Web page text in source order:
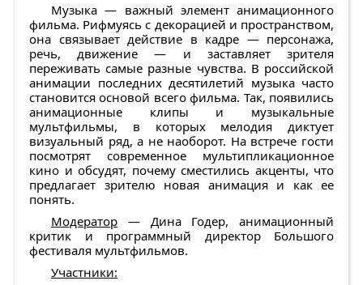
Музыка — важный элемент анимационного
фильма. Рифмуясь с декорацией и пространством,
она связывает действие в кадре — персонажа,
речь, движение — и заставляет зрителя
переживать самые разные чувства. В российской
анимации последних десятилетий музыка часто
становится основой всего фильма. Так, появились
анимационные клипы и музыкальные
мультфильмы, в которых мелодия диктует
визуальный ряд, а не наоборот. На встрече гости
посмотрят современное мультипликационное
кино и обсудят, почему сместились акценты, что
предлагает зрителю новая анимация и как ее
понять.
Модератор — Дина Годер, анимационный
критик и программный директор Большого
фестиваля мультфильмов.
Участники: